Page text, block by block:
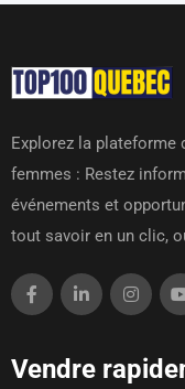
Explorez la plateforme
femmes : Restez
événements et
tout savoir en un clic,
Vendre